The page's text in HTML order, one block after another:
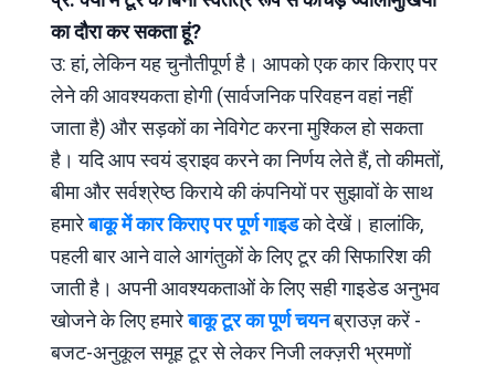
का दौरा कर सकता हूं?
उ: हां, लेकिन यह चुनौतीपूर्ण है। आपको एक कार किराए पर
लेने की आवश्यकता होगी (सार्वजनिक परिवहन वहां नहीं
जाता है) और सड़कों का नेविगेट करना मुश्किल हो सकता
है। यदि आप स्वयं ड्राइव करने का निर्णय लेते हैं, तो कीमतों,
बीमा और सर्वश्रेष्ठ किराये की कंपनियों पर सुझावों के साथ
हमारेबाकू में कार किराए पर पूर्ण गाइडको देखें। हालांकि,
पहली बार आने वाले आगंतुकों के लिए टूर की सिफारिश की
जाती है। अपनी आवश्यकताओं के लिए सही गाइडेड अनुभव
खोजने के लिए हमारेबाकू टूर का पूर्ण चयनब्राउज़ करें -
बजट-अनुकूल समूह टूर से लेकर निजी लक्ज़री भ्रमणों